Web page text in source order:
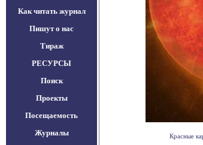
Как читать журнал
Пишут о нас
Тираж
РЕСУРСЫ
Поиск
Проекты
Посещаемость
Журналы
Красные